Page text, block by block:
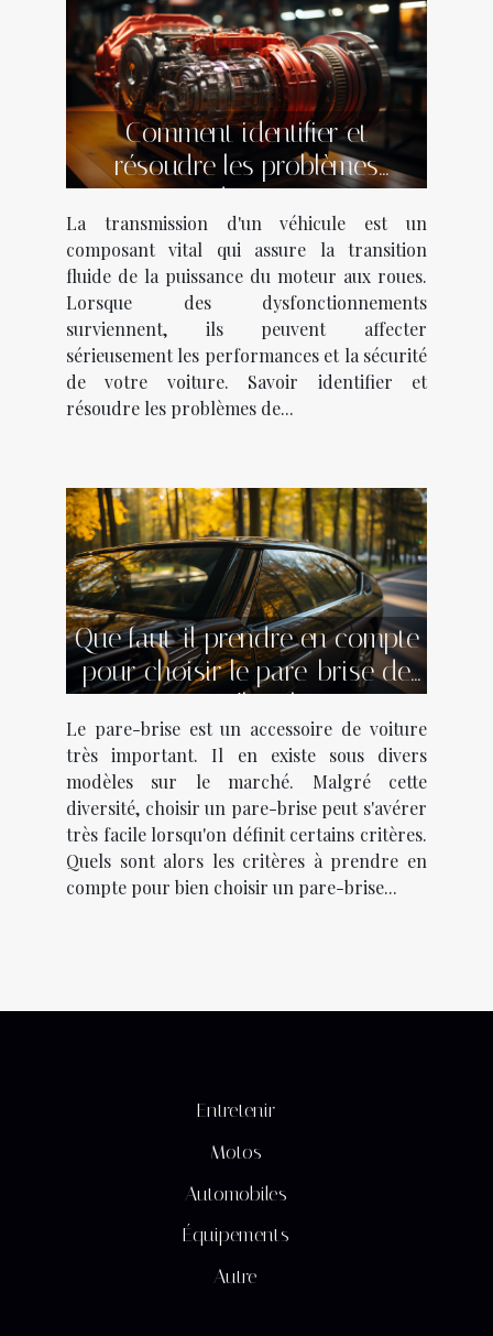
Comment identifier et
résoudre les problèmes
courants de transmission
dans votre véhicule
La transmission d'un véhicule est un
composant vital qui assure la transition
fluide de la puissance du moteur aux roues.
Lorsque des dysfonctionnements
surviennent, ils peuvent affecter
sérieusement les performances et la sécurité
de votre voiture. Savoir identifier et
résoudre les problèmes de...
Que faut-il prendre en compte
pour choisir le pare-brise de
son véhicule ?
Le pare-brise est un accessoire de voiture
très important. Il en existe sous divers
modèles sur le marché. Malgré cette
diversité, choisir un pare-brise peut s'avérer
très facile lorsqu'on définit certains critères.
Quels sont alors les critères à prendre en
compte pour bien choisir un pare-brise...
Entretenir
Motos
Automobiles
Équipements
Autre